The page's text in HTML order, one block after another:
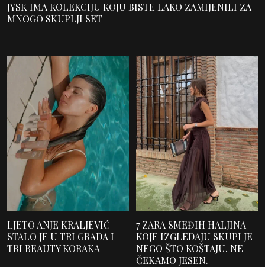
JYSK IMA KOLEKCIJU KOJU BISTE LAKO ZAMIJENILI ZA
MNOGO SKUPLJI SET
LJETO ANJE KRALJEVIĆ
STALO JE U TRI GRADA I
TRI BEAUTY KORAKA
7 ZARA SMEĐIH HALJINA
KOJE IZGLEDAJU SKUPLJE
NEGO ŠTO KOŠTAJU. NE
ČEKAMO JESEN.